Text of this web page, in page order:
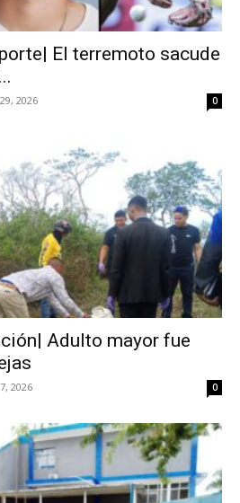
El terremoto sacude
2026 0
Adulto mayor fue
2026 0